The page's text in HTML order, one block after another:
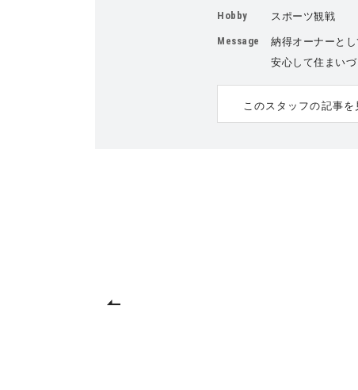
Hobby スポーツ観戦
Message
納得オーナーと
安心して住まい
このスタッフの記事を